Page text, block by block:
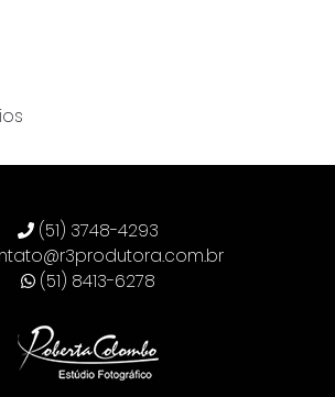
(51) 3748-4293
(51) 8413-6278